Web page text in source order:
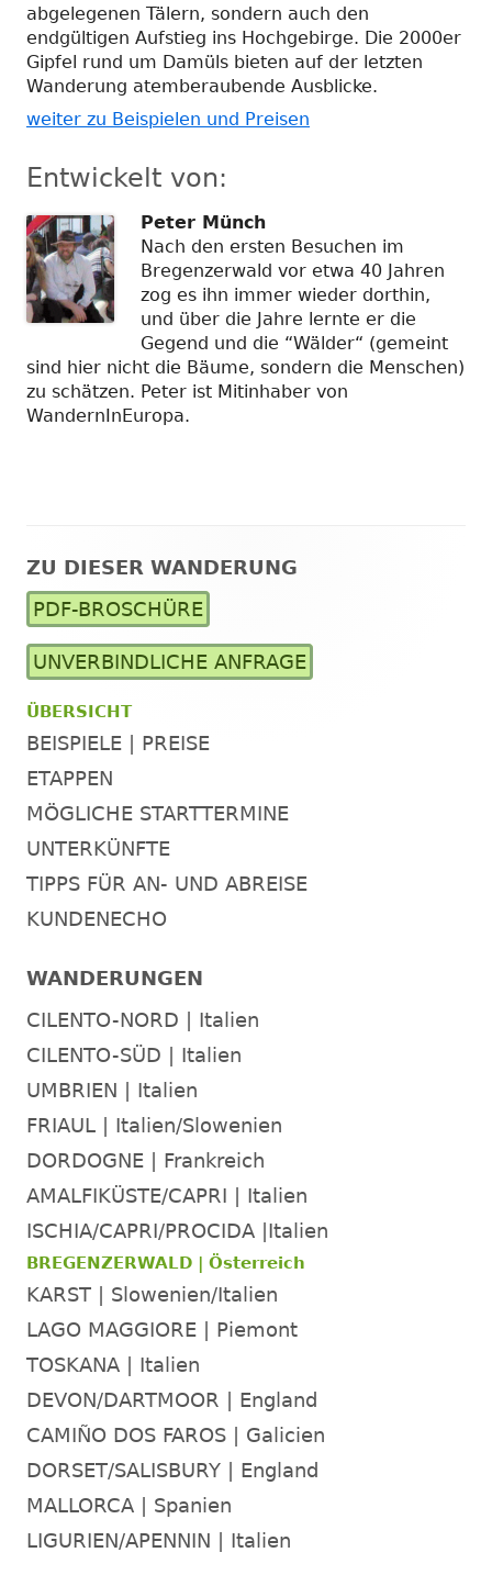
abgelegenen Tälern, sondern auch den
endgültigen Aufstieg ins Hochgebirge. Die 2000er
Gipfel rund um Damüls bieten auf der letzten
Wanderung atemberaubende Ausblicke.
weiter zu Beispielen und Preisen
Entwickelt von:
Peter Münch
Nach den ersten Besuchen im
Bregenzerwald vor etwa 40 Jahren
zog es ihn immer wieder dorthin,
und über die Jahre lernte er die
Gegend und die “Wälder“ (gemeint
sind hier nicht die Bäume, sondern die Menschen)
zu schätzen. Peter ist Mitinhaber von
WandernInEuropa.
Haupt-
Seitenleiste
ZU DIESER WANDERUNG
PDF-BROSCHÜRE
UNVERBINDLICHE ANFRAGE
ÜBERSICHT
BEISPIELE | PREISE
ETAPPEN
MÖGLICHE STARTTERMINE
UNTERKÜNFTE
TIPPS FÜR AN- UND ABREISE
KUNDENECHO
WANDERUNGEN
CILENTO-NORD | Italien
CILENTO-SÜD | Italien
UMBRIEN | Italien
FRIAUL | Italien/Slowenien
DORDOGNE | Frankreich
AMALFIKÜSTE/CAPRI | Italien
ISCHIA/CAPRI/PROCIDA |Italien
BREGENZERWALD | Österreich
KARST | Slowenien/Italien
LAGO MAGGIORE | Piemont
TOSKANA | Italien
DEVON/DARTMOOR | England
CAMIÑO DOS FAROS | Galicien
DORSET/SALISBURY | England
MALLORCA | Spanien
LIGURIEN/APENNIN | Italien